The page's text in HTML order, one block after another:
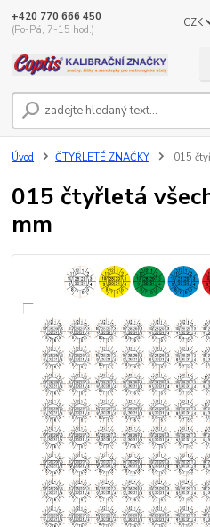
CZK
+420 770 666 450
(Po-Pá, 7-15 hod.)
Úvod ČTYŘLETÉ ZNAČKY 015
015 čtyřletá
mm